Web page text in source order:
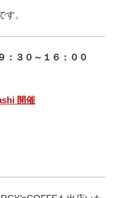
。
：３０～１６：００
開催